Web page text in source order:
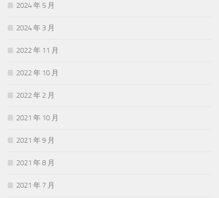
2024 年 5 月
2024 年 3 月
2022 年 11 月
2022 年 10 月
2022 年 2 月
2021 年 10 月
2021 年 9 月
2021 年 8 月
2021 年 7 月